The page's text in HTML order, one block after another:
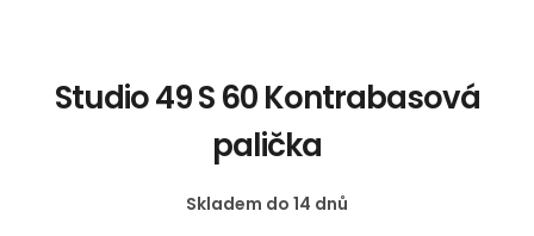
Studio 49 S 60 Kontrabasová
palička
Skladem do 14 dnů